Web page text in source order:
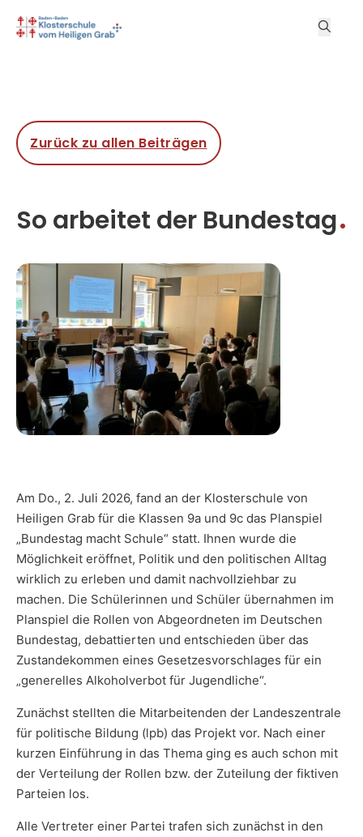
Zurück zu allen Beiträgen
So arbeitet der Bundestag
Am Do., 2. Juli 2026, fand an der Klosterschule von
Heiligen Grab für die Klassen 9a und 9c das Planspiel
„Bundestag macht Schule“ statt. Ihnen wurde die
Möglichkeit eröffnet, Politik und den politischen Alltag
wirklich zu erleben und damit nachvollziehbar zu
machen. Die Schülerinnen und Schüler übernahmen im
Planspiel die Rollen von Abgeordneten im Deutschen
Bundestag, debattierten und entschieden über das
Zustandekommen eines Gesetzesvorschlages für ein
„generelles Alkoholverbot für Jugendliche“.
Zunächst stellten die Mitarbeitenden der Landeszentrale
für politische Bildung (lpb) das Projekt vor. Nach einer
kurzen Einführung in das Thema ging es auch schon mit
der Verteilung der Rollen bzw. der Zuteilung der fiktiven
Parteien los.
Alle Vertreter einer Partei trafen sich zunächst in den